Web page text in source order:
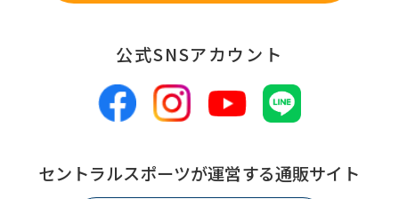
accurate
The
translation
differ
公式SNSアカウント
セントラルスポーツが運営する通販サイト